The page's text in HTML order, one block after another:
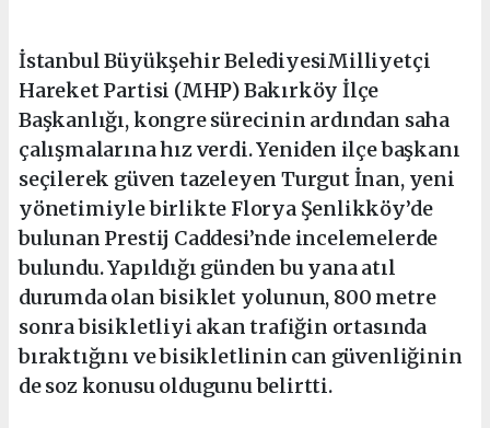
İstanbul Büyükşehir BelediyesiMilliyetçi
Hareket Partisi (MHP) Bakırköy İlçe
Başkanlığı, kongre sürecinin ardından saha
çalışmalarına hız verdi. Yeniden ilçe başkanı
seçilerek güven tazeleyen Turgut İnan, yeni
yönetimiyle birlikte Florya Şenlikköy’de
bulunan Prestij Caddesi’nde incelemelerde
bulundu. Yapıldığı günden bu yana atıl
durumda olan bisiklet yolunun, 800 metre
sonra bisikletliyi akan trafiğin ortasında
bıraktığını ve bisikletlinin can güvenliğinin
de soz konusu oldugunu belirtti.